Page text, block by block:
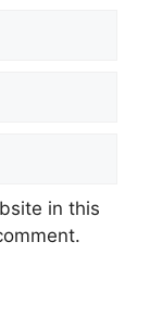
in this